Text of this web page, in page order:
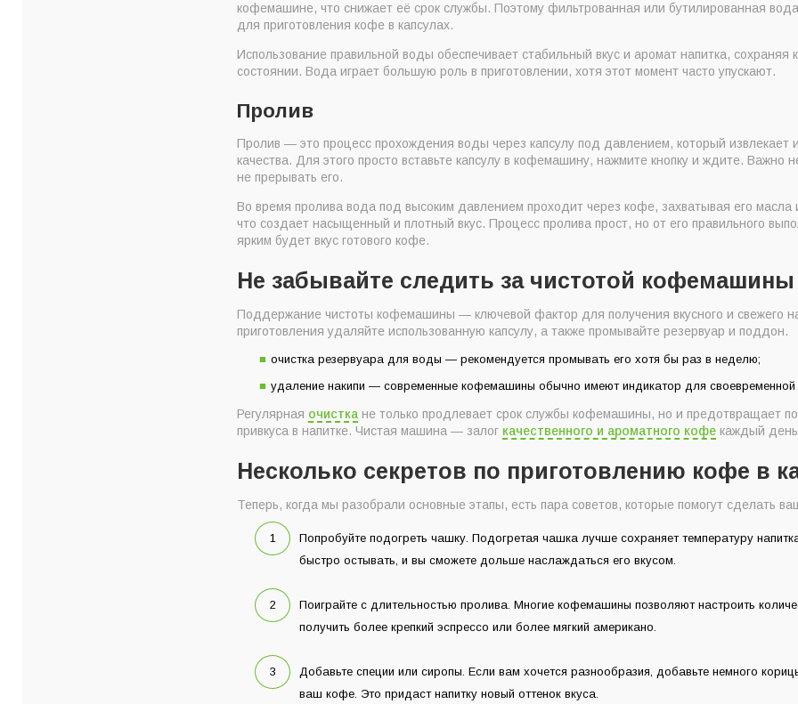
кофемашине, что снижает её срок службы. Поэтому фильтрованная или бутилированная
для приготовления кофе в капсулах.
Использование правильной воды обеспечивает стабильный вкус и аромат напитка,
состоянии. Вода играет большую роль в приготовлении, хотя этот момент часто упускают.
Пролив
Пролив — это процесс прохождения воды через капсулу под давлением, который извлекает
качества. Для этого просто вставьте капсулу в кофемашину, нажмите кнопку и ждите. Важно
не прерывать его.
Во время пролива вода под высоким давлением проходит через кофе, захватывая его масла
что создает насыщенный и плотный вкус. Процесс пролива прост, но от его правильного
ярким будет вкус готового кофе.
Не забывайте следить за чистотой кофемашины
Поддержание чистоты кофемашины — ключевой фактор для получения вкусного и свежего
приготовления удаляйте использованную капсулу, а также промывайте резервуар и поддон.
очистка резервуара для воды — рекомендуется промывать его хотя бы раз в неделю;
удаление накипи — современные кофемашины обычно имеют индикатор для своевременной
Регулярная очистка не только продлевает срок службы кофемашины, но и предотвращает
привкуса в напитке. Чистая машина — залог качественного и ароматного кофе каждый
Несколько секретов по приготовлению кофе в
Теперь, когда мы разобрали основные этапы, есть пара советов, которые помогут сделать
Попробуйте подогреть чашку. Подогретая чашка лучше сохраняет температуру
быстро остывать, и вы сможете дольше наслаждаться его вкусом.
Поиграйте с длительностью пролива. Многие кофемашины позволяют настроить
получить более крепкий эспрессо или более мягкий американо.
Добавьте специи или сиропы. Если вам хочется разнообразия, добавьте немного
ваш кофе. Это придаст напитку новый оттенок вкуса.